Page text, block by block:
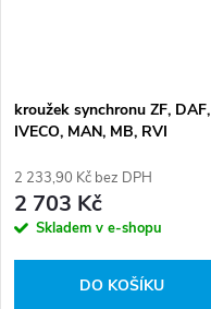
kroužek synchronu ZF, DAF,
IVECO, MAN, MB, RVI
2 233,90 Kč bez DPH
2 703 Kč
Skladem v e-shopu
DO KOŠÍKU